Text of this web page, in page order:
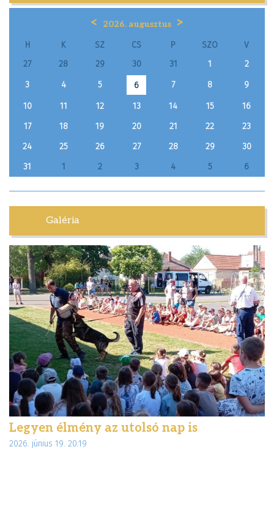
< 2026. augusztus >
H K SZ CS P SZO
V
27
28 29 30 31 1
2
3
4 5 6 7 8 9
10 11 12 13 14 15
16
17
18 19 20 21 22
23
24
25 26 27 28 29
30
31
1 2 3 4 5 6
Galéria
Legyen élmény az utolsó nap is
2026. június 19. 20:19